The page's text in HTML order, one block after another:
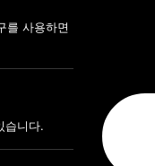
를 사용하면
습니다.